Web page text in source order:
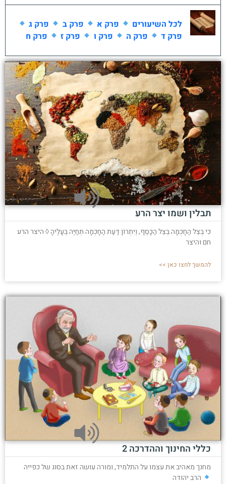
לכל השיעורים פרק א פרק ב
פרק ג
פרק ד
פרק ה פרק ו פרק ז פרק ח
תבלין ושמו יצר הרע
כִּי בְּצֵל הַחָכְמָה בְּצֵל הַכָּסֶף, וְיִתְרוֹן דַּעַת הַחָכְמָה תְּחַיֶּה בְעָלֶיהָ ◊ היצר הרע
חם והיצר
להמשך לחצו כאן >>
כללי החינוך וההדרכה 2
מחנך מאהיב את עצמו על התלמיד, ומורה עושה זאת בסוג של כפייה
הרב יהודה